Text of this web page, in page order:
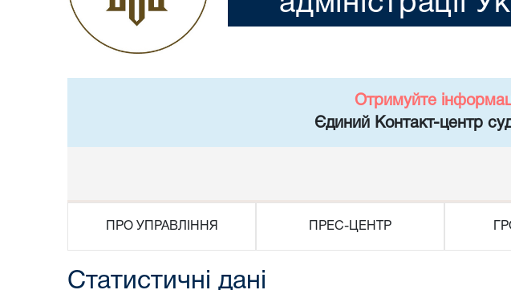
Отримуйте
Єдиний Контакт-центр
ПРО УПРАВЛІННЯ ПРЕС-ЦЕНТР
Статистичні дані